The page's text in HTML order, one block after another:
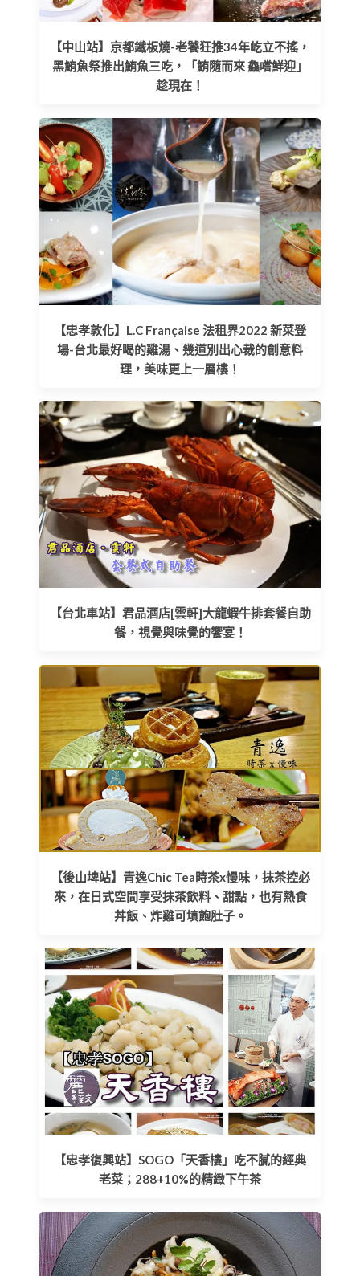
【中山站】京都鐵板燒-老饕狂推34年屹立不搖，
黑鮪魚祭推出鮪魚三吃，「鮪隨而來 鱻嚐鮮迎」
趁現在！
【忠孝敦化】L.C Française 法租界2022 新菜登
場-台北最好喝的雞湯、幾道別出心裁的創意料
理，美味更上一層樓！
【台北車站】君品酒店[雲軒]大龍蝦牛排套餐自助
餐，視覺與味覺的饗宴！
【後山埤站】青逸Chic Tea時茶x慢味，抹茶控必
來，在日式空間享受抹茶飲料、甜點，也有熱食
丼飯、炸雞可填飽肚子。
【忠孝復興站】SOGO「天香樓」吃不膩的經典
老菜；288+10%的精緻下午茶